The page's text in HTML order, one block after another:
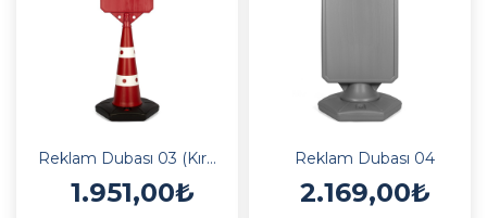
Reklam Dubası 03 (Kırmızı)
1.951,00₺
Reklam Dubası 04
2.169,00₺